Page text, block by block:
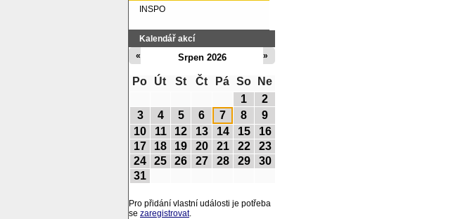
INSPO
Kalendář akcí
Srpen 2026
« »
Po Út St Čt Pá So
Ne
1
2
3
4 5 6 7 8
9
10
11 12 13 14 15
16
17
18 19 20 21 22
23
24
25 26 27 28 29
30
31
Pro přidání vlastní události je potřeba
se zaregistrovat.